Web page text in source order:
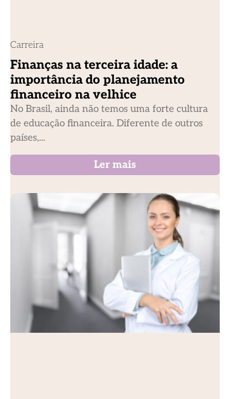
Carreira
Finanças na terceira idade: a
importância do planejamento
financeiro na velhice
No Brasil, ainda não temos uma forte cultura
de educação financeira. Diferente de outros
países,...
Ler mais